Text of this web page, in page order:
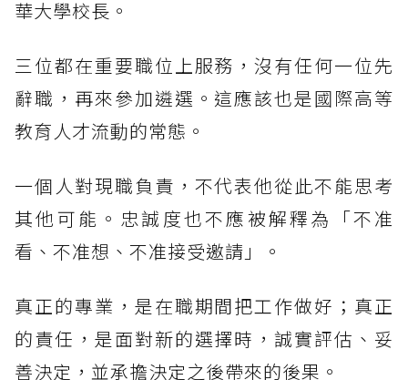
華大學校長。
三位都在重要職位上服務，沒有任何一位先
辭職，再來參加遴選。這應該也是國際高等
教育人才流動的常態。
一個人對現職負責，不代表他從此不能思考
其他可能。忠誠度也不應被解釋為「不准
看、不准想、不准接受邀請」。
真正的專業，是在職期間把工作做好；真正
的責任，是面對新的選擇時，誠實評估、妥
善決定，並承擔決定之後帶來的後果。